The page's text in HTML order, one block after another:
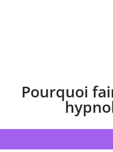
Pourquoi